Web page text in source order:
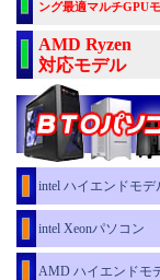
ング最適マルチGPU
AMD Ryzen
対応モデル
intel ハイエンドモデ
intel Xeonパソコン
AMD ハイエンドモ